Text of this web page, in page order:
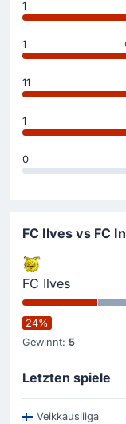
Gelbe Karte
Tor !
Julius
Tor! Die
Ilves) den
18'
Treffer in
aus zum 1
die Vorlage
1
1
11
1
0
FC Ilves vs FC
FC Ilves
24%
Gewinnt: 5
Letzten spiele
Veikkausliiga